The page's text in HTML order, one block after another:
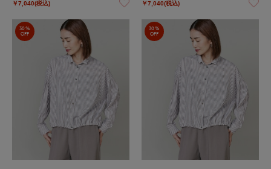
￥7,040(税込) ￥7,040(税込)
30%
OFF
30%
OFF